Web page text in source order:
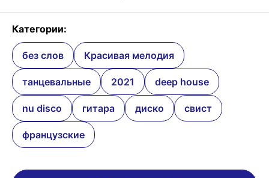
Категории:
без слов Красивая мелодия
танцевальные 2021 deep house
nu disco гитара диско свист
французские